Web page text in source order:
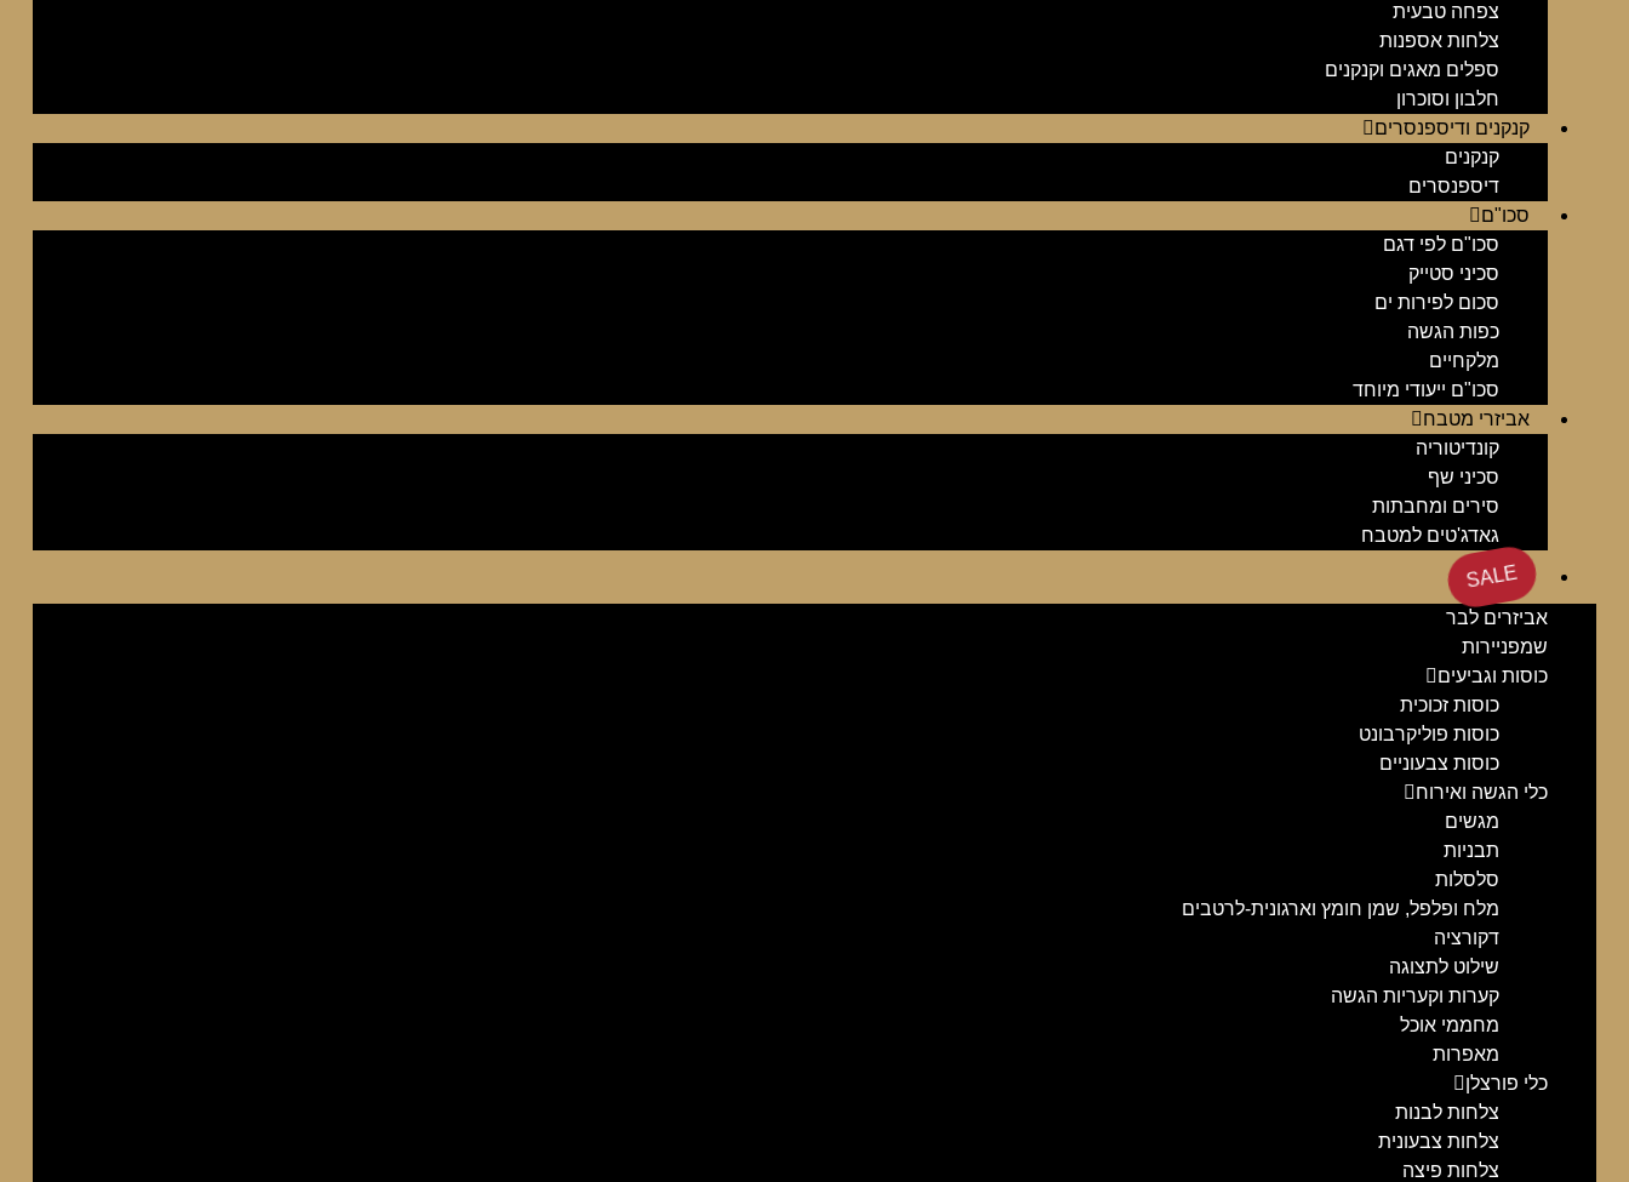
צפחה טבעית
צלחות אספנות
ספלים מאגים וקנקנים
חלבון וסוכרון
קנקנים ודיספנסרים
קנקנים
דיספנסרים
סכו"ם
סכו"ם לפי דגם
סכיני סטייק
סכום לפירות ים
כפות הגשה
מלקחיים
סכו"ם ייעודי מיוחד
אביזרי מטבח
קונדיטוריה
סכיני שף
סירים ומחבתות
גאדג'טים למטבח
SALE
אביזרים לבר
שמפניירות
כוסות וגביעים
כוסות זכוכית
כוסות פוליקרבונט
כוסות צבעוניים
כלי הגשה ואירוח
מגשים
תבניות
סלסלות
מלח ופלפל, שמן חומץ וארגונית-לרטבים
דקורציה
שילוט לתצוגה
קערות וקעריות הגשה
מחממי אוכל
מאפרות
כלי פורצלן
צלחות לבנות
צלחות צבעונית
צלחות פיצה